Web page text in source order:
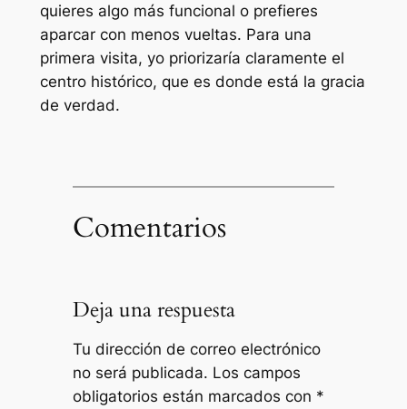
quieres algo más funcional o prefieres
aparcar con menos vueltas. Para una
primera visita, yo priorizaría claramente el
centro histórico, que es donde está la gracia
de verdad.
Comentarios
Deja una respuesta
Tu dirección de correo electrónico
no será publicada. Los campos
obligatorios están marcados con *